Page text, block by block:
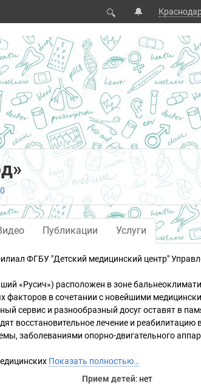
🔍 🔔
Публикации Услуги
ФГБУ "Детский медицинский центр"
«Русич») расположен в зоне
факторов в сочетании с новейшими
сервис и разнообразный досуг оставят в
восстановительное лечение и реабилитацию
заболеваниями опорно-двигательного
Показать полностью…
Прием детей: нет